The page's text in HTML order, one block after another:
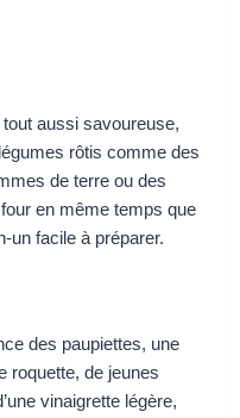
aussi savoureuse,
rôtis comme des
de terre ou des
en même temps que
un facile à préparer.
des paupiettes, une
roquette, de jeunes
vinaigrette légère,